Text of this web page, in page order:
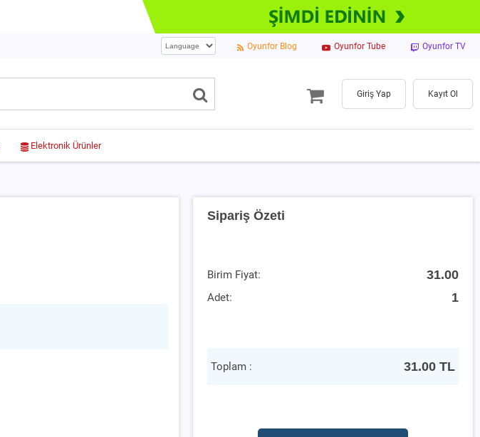
Oyunfor Blog Oyunfor Tube Oyunfor TV
Giriş Yap Kayıt Ol
Elektronik Ürünler
Sipariş Özeti
Birim Fiyat: 31.00
Adet: 1
Toplam : 31.00 TL